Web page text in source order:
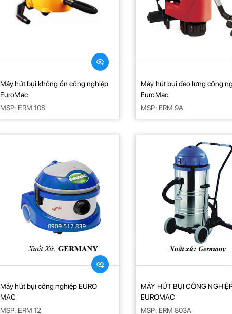
Máy hút bụi không ồn công nghiệp
EuroMac
MSP: ERM 10S
Máy hút bụi đeo lưng công
EuroMac
MSP: ERM 9A
Máy hút bụi công nghiệp EURO
MAC
MSP: ERM 12
MÁY HÚT BỤI CÔNG
EUROMAC
MSP: ERM 803A